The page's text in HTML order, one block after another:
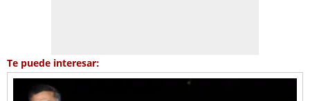
Te puede interesar: